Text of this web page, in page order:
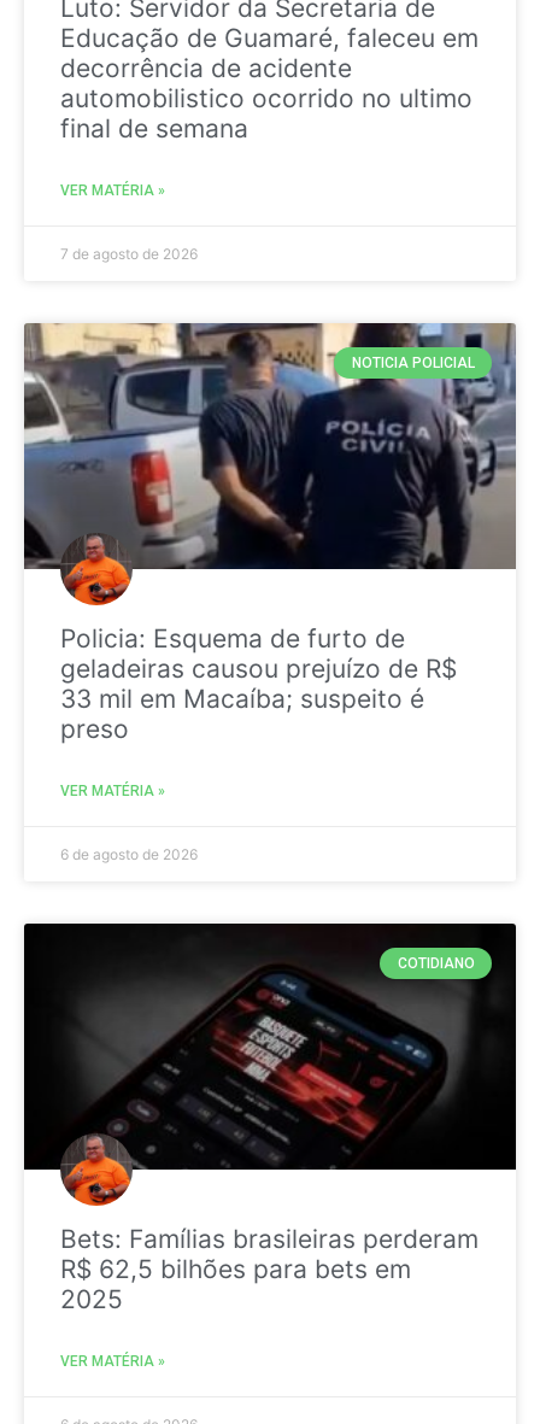
Luto: Servidor da Secretaria de
Educação de Guamaré, faleceu em
decorrência de acidente
automobilistico ocorrido no ultimo
final de semana
VER MATÉRIA »
7 de agosto de 2026
NOTICIA POLICIAL
Policia: Esquema de furto de
geladeiras causou prejuízo de R$
33 mil em Macaíba; suspeito é
preso
VER MATÉRIA »
6 de agosto de 2026
COTIDIANO
Bets: Famílias brasileiras perderam
R$ 62,5 bilhões para bets em
2025
VER MATÉRIA »